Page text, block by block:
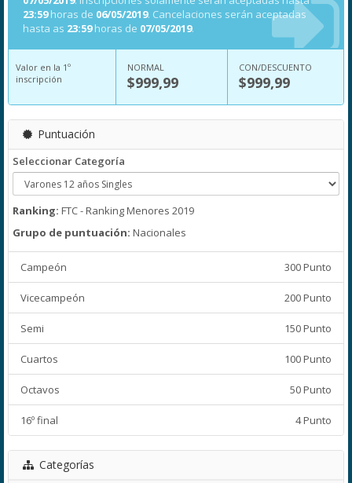
23:59horas de 06/05/2019. Cancelaciones serán aceptadas
hasta as 23:59horas de 07/05/2019.
Valor en la 1º
inscripción
NORMAL
$999,99
CON/DESCUENTO
$999,99
Puntuación
Seleccionar Categoría
Ranking: FTC - Ranking Menores 2019
Grupo de puntuación: Nacionales
Campeón 300 Punto
Vicecampeón 200 Punto
Semi 150 Punto
Cuartos 100 Punto
Octavos 50 Punto
16º final 4 Punto
Categorías